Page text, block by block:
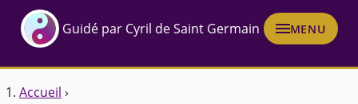
Guidé par Cyril de Saint Germain MENU
Accueil ›